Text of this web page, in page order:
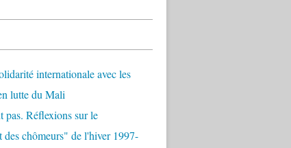
internationale avec les
lutte du Mali
pas. Réflexions sur le
des chômeurs" de l'hiver 1997-